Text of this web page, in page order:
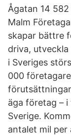
Ågatan 14
Malm
skapar bättre
driva,
i Sveriges
000
äga företag –
Sverige.
antalet mil per